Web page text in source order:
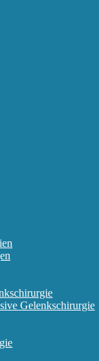
Gelenkschirurgie